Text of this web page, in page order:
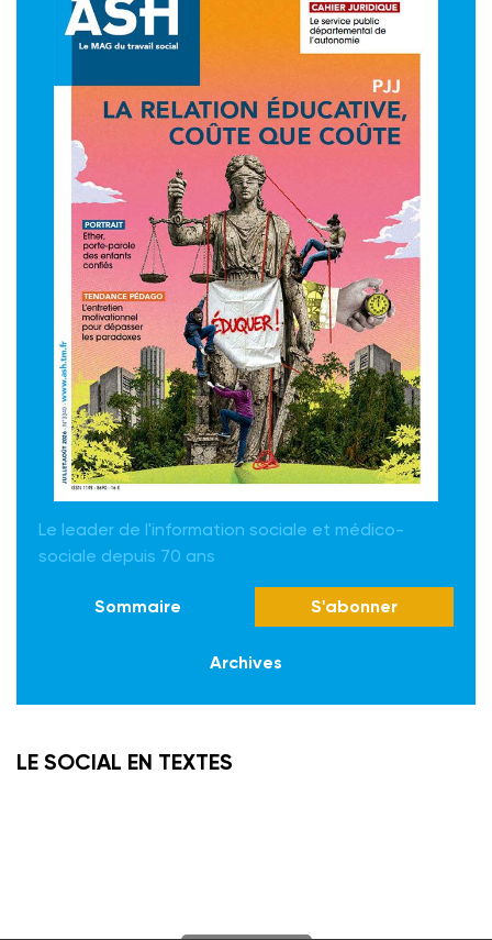
Le leader de l'information sociale et médico-
sociale depuis 70 ans
Sommaire S'abonner
Archives
LE SOCIAL EN TEXTES